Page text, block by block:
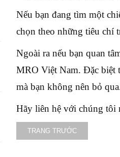
Nếu bạn đang tìm một
chọn theo những tiêu chí
Ngoài ra nếu bạn quan
MRO Việt Nam. Đặc biệt
mà bạn không nên bỏ
Hãy liên hệ với chúng tôi
TRANG TRƯỚC